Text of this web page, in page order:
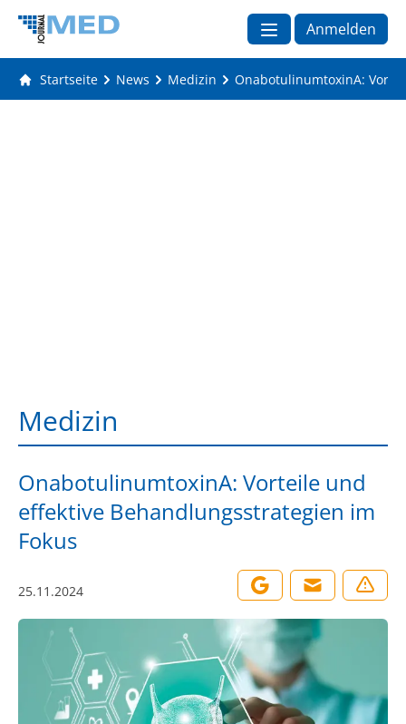
Anmelden
Startseite News Medizin OnabotulinumtoxinA:
Medizin
OnabotulinumtoxinA: Vorteile und
effektive Behandlungsstrategien im
Fokus
25.11.2024